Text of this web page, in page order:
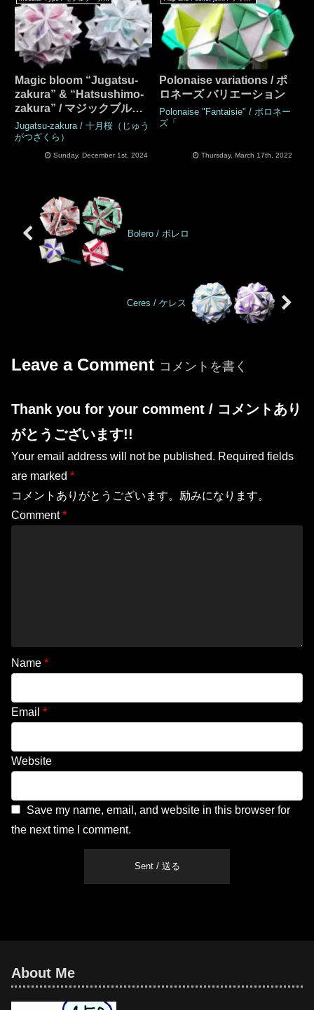
Magic bloom “Jugatsu-
zakura” & “Hatsushimo-
zakura” / マジックブルー
ム「十月桜」「初霜桜」
Jugatsu-zakura / 十月桜（じゅう
がつざくら）
Sunday, December 1st, 2024
Polonaise variations / ポ
ロネーズ バリエーション
Polonaise "Fantaisie" / ポロネー
ズ「
Thursday, March 17th, 2022
Bolero / ボレロ
Ceres / ケレス
Leave a Comment コメントを書く
Thank you for your comment / コメントあり
がとうございます!!
Your email address will not be published. Required fields
are marked *
コメントありがとうございます。励みになります。
Comment*
Name *
Email *
Website
Save my name, email, and website in this browser for
the next time I comment.
About Me